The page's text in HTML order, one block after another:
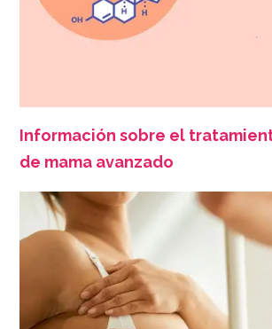
Información sobre el
de mama avanzado